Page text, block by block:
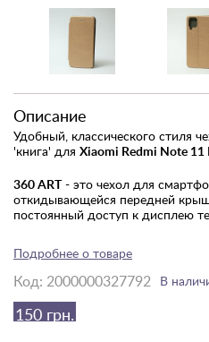
Описание
Удобный, классического стиля
'книга' для Xiaomi Redmi Note 11
360 ART- это чехол для
откидывающейся передней
постоянный доступ к дисплею
Футляр убережет все стороны
повреждений, загрязнений, пыли
Аксессуар имеет все
доступа к функциональным
выходам, камере, динамикам; а
препятствует скольжению в руках.
Подробнее о товаре
Код: 2000000327792 В
150 грн.